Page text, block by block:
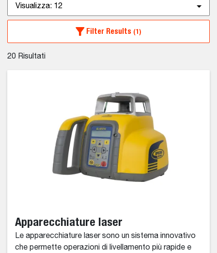
Visualizza: 12
Filter Results (1)
20 Risultati
Apparecchiature laser
Le apparecchiature laser sono un sistema innovativo
che permette operazioni di livellamento più rapide e